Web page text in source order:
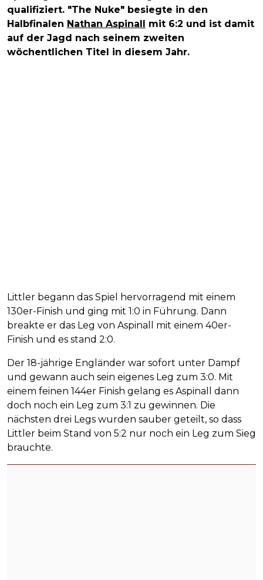
qualifiziert. "The Nuke" besiegte in den
Halbfinalen Nathan Aspinall
mit 6:2 und ist damit
auf der Jagd nach seinem zweiten
wöchentlichen Titel in diesem Jahr.
Littler begann das Spiel hervorragend mit einem
130er-Finish und ging mit 1:0 in Führung. Dann
breakte er das Leg von Aspinall mit einem 40er-
Finish und es stand 2:0.
Der 18-jährige Engländer war sofort unter Dampf
und gewann auch sein eigenes Leg zum 3:0. Mit
einem feinen 144er Finish gelang es Aspinall dann
doch noch ein Leg zum 3:1 zu gewinnen. Die
nächsten drei Legs wurden sauber geteilt, so dass
Littler beim Stand von 5:2 nur noch ein Leg zum Sieg
brauchte.